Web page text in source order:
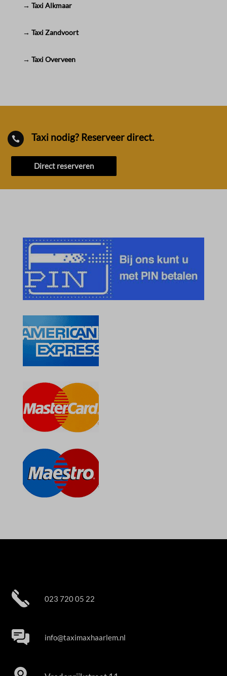
→ Taxi Alkmaar
→ Taxi Zandvoort
→ Taxi Overveen
 Taxi nodig? Reserveer direct.
Direct reserveren
023 720 05 22
info@taximaxhaarlem.nl